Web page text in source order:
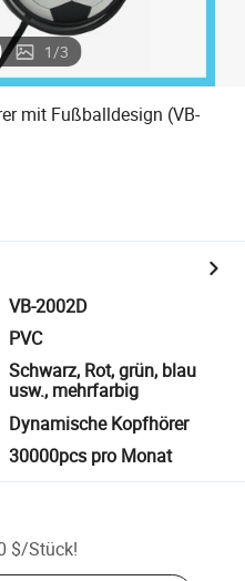
1/3
mit Fußballdesign (VB-
VB-2002D
PVC
Schwarz, Rot, grün, blau
usw., mehrfarbig
Dynamische Kopfhörer
30000pcs pro Monat
$/Stück!